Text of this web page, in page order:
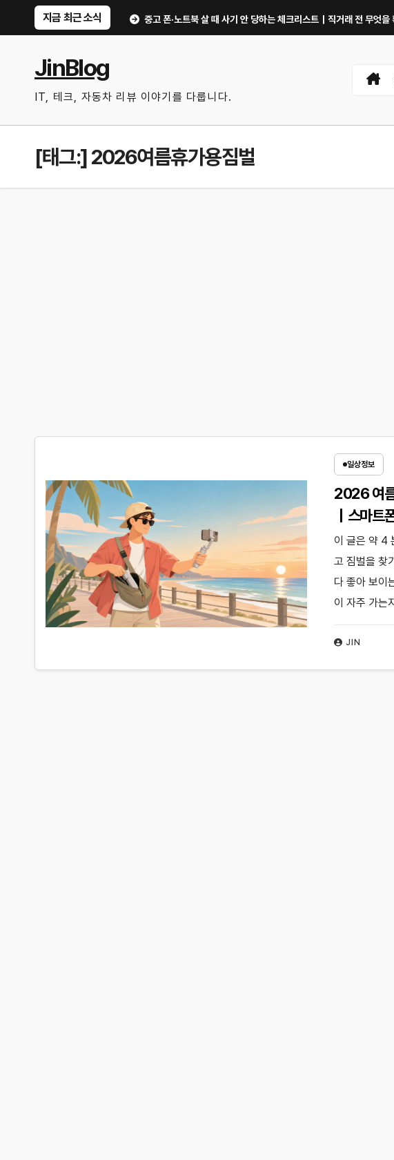
지금 최근 소식
한 기능만 골랐다 중고 폰·노트북 살 때 사기 안 당하는 체크리스트｜직거래 전 무엇을 확인해야
JinBlog
IT, 테크, 자동차 리뷰 이야기를 다룹니다.
[태그:]2026여름휴가용짐벌
일상정보
2026 여
｜스마트
JIN
이 글은 약 4
고 짐벌을 찾
다 좋아 보이
이 자주 가는